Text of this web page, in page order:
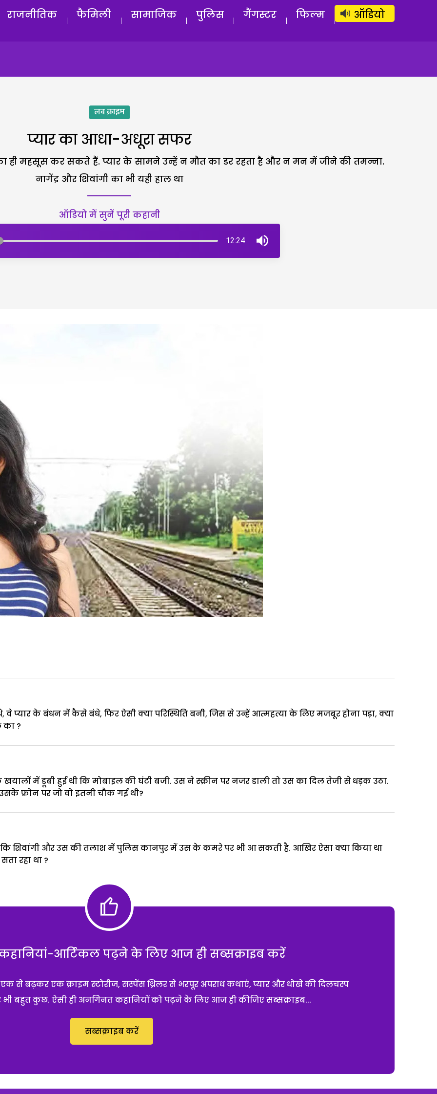
लॉग इन सब्सक्राइब करें
राजनीतिक फैमिली सामाजिक पुलिस गैंगस्टर फिल्म ऑडियो
लव क्राइम
प्यार का आधा-अधूरा सफर
ही महसूस कर सकते हैं. प्यार के सामने उन्हें न मौत का डर रहता है और न मन में जीने की तमन्ना.
नागेंद्र और शिवांगी का भी यही हाल था
ऑडियो में सुनें पूरी कहानी
12:24
वे प्यार के बंधन में कैसे बंधे, फिर ऐसी क्या परिस्थिति बनी, जिस से उन्हें आत्महत्या के लिए मजबूर होना पड़ा, क्या
का ?
खयालों में डूबी हुई थी कि मोबाइल की घंटी बजी. उस ने स्क्रीन पर नजर डाली तो उस का दिल तेजी से धड़क उठा.
फ़ोन पर जो वो इतनी चौक गई थी?
कि शिवांगी और उस की तलाश में पुलिस कानपुर में उस के कमरे पर भी आ सकती है. आखिर ऐसा क्या किया था
रहा था ?
आर्टिकल पढ़ने के लिए आज ही सब्सक्राइब करें
से बढ़कर एक क्राइम स्टोरीज, सस्पेंस थ्रिलर से भरपूर अपराध कथाएं, प्यार और धोखे की दिलचस्प
भी बहुत कुछ. ऐसी ही अनगिनत कहानियों को पढ़ने के लिए आज ही कीजिए सब्सक्राइब...
सब्सक्राइब करें